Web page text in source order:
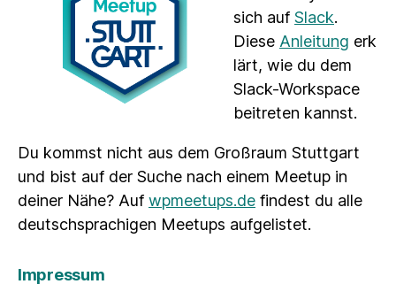
sich auf Slack.
Diese Anleitung erk
lärt, wie du dem
Slack-Workspace
beitreten kannst.
Du kommst nicht aus dem Großraum Stuttgart
und bist auf der Suche nach einem Meetup in
deiner Nähe? Auf wpmeetups.de findest du alle
deutschsprachigen Meetups aufgelistet.
Impressum